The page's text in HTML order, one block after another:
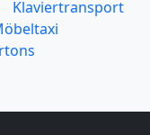
Klaviertransport